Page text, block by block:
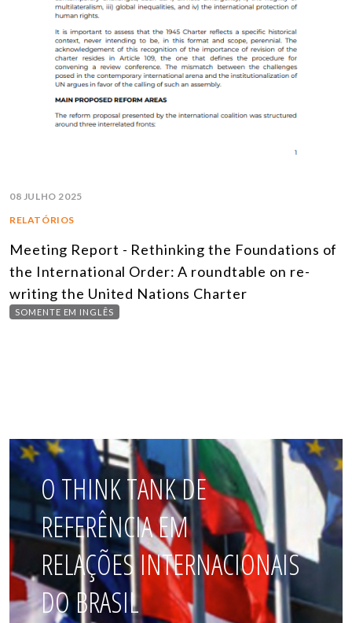
08 JULHO 2025
RELATÓRIOS
Meeting Report - Rethinking the Foundations of
the International Order: A roundtable on re-
writing the United Nations Charter
SOMENTE EM INGLÊS
O THINK TANK DE
REFERÊNCIA EM
RELAÇÕES INTERNACIONAIS
DO BRASIL